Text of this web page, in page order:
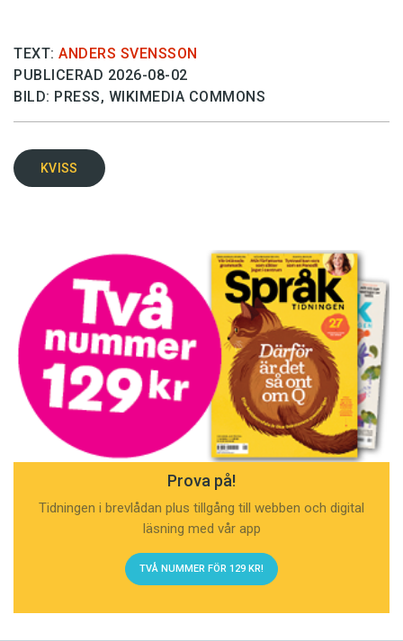
TEXT: ANDERS SVENSSON
PUBLICERAD 2026-08-02
BILD: PRESS, WIKIMEDIA COMMONS
KVISS
Prova på!
Tidningen i brevlådan plus tillgång till webben och digital
läsning med vår app
TVÅ NUMMER FÖR 129 KR!